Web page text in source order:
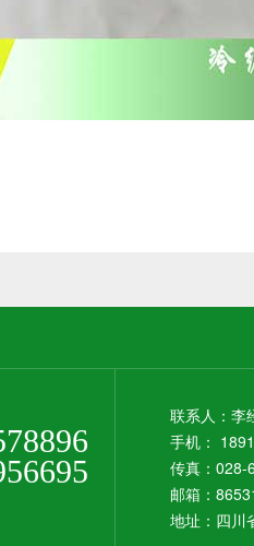
联系人：李
手机：
传真：028-
邮箱：
地址：四川